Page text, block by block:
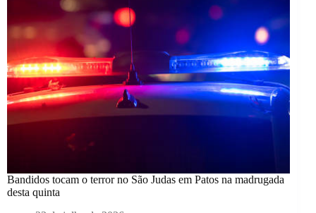
Bandidos tocam o terror no São Judas em Patos na madrugada
desta quinta